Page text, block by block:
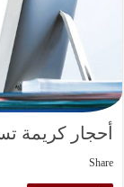
أحجار كريمة
Share